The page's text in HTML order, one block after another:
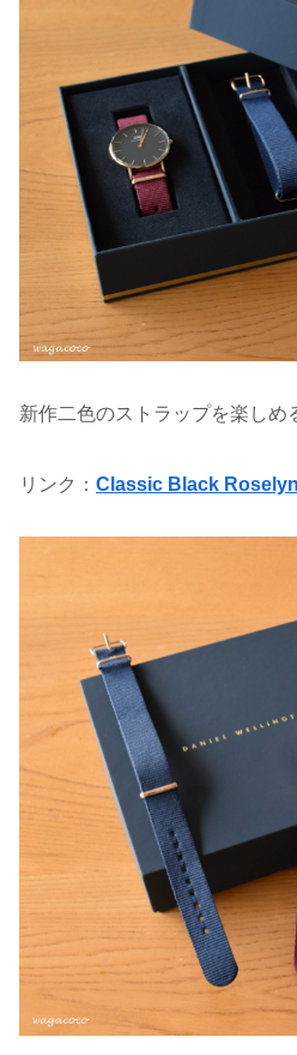
新作二色のストラップを楽しめ
リンク： Classic Black